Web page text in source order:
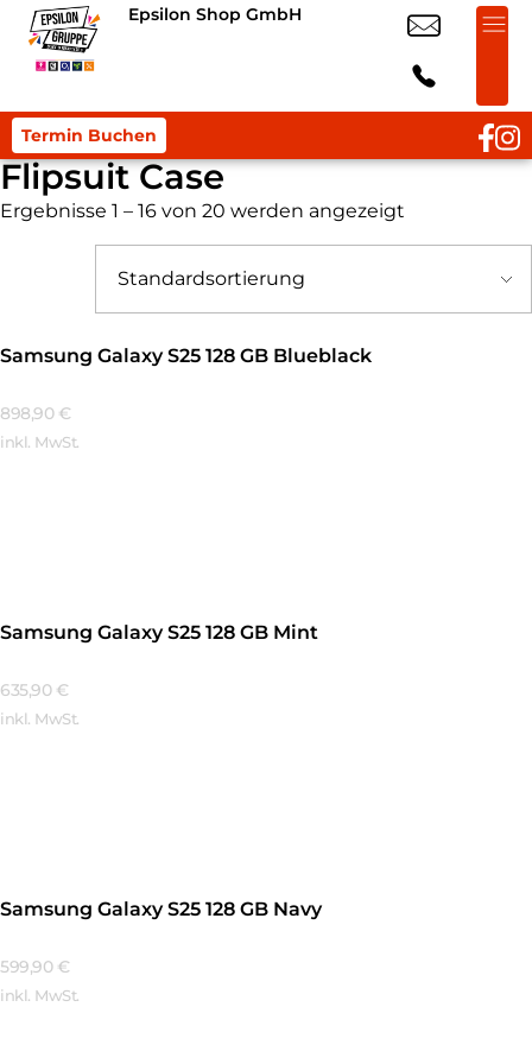
Epsilon Shop GmbH
Termin Buchen
Flipsuit Case
Ergebnisse 1 – 16 von 20 werden angezeigt
Samsung Galaxy S25 128 GB Blueblack
898,90 €
inkl. MwSt.
Samsung Galaxy S25 128 GB Mint
635,90 €
inkl. MwSt.
Samsung Galaxy S25 128 GB Navy
599,90 €
inkl. MwSt.